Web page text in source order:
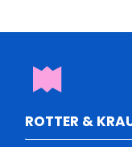
ROTTER &